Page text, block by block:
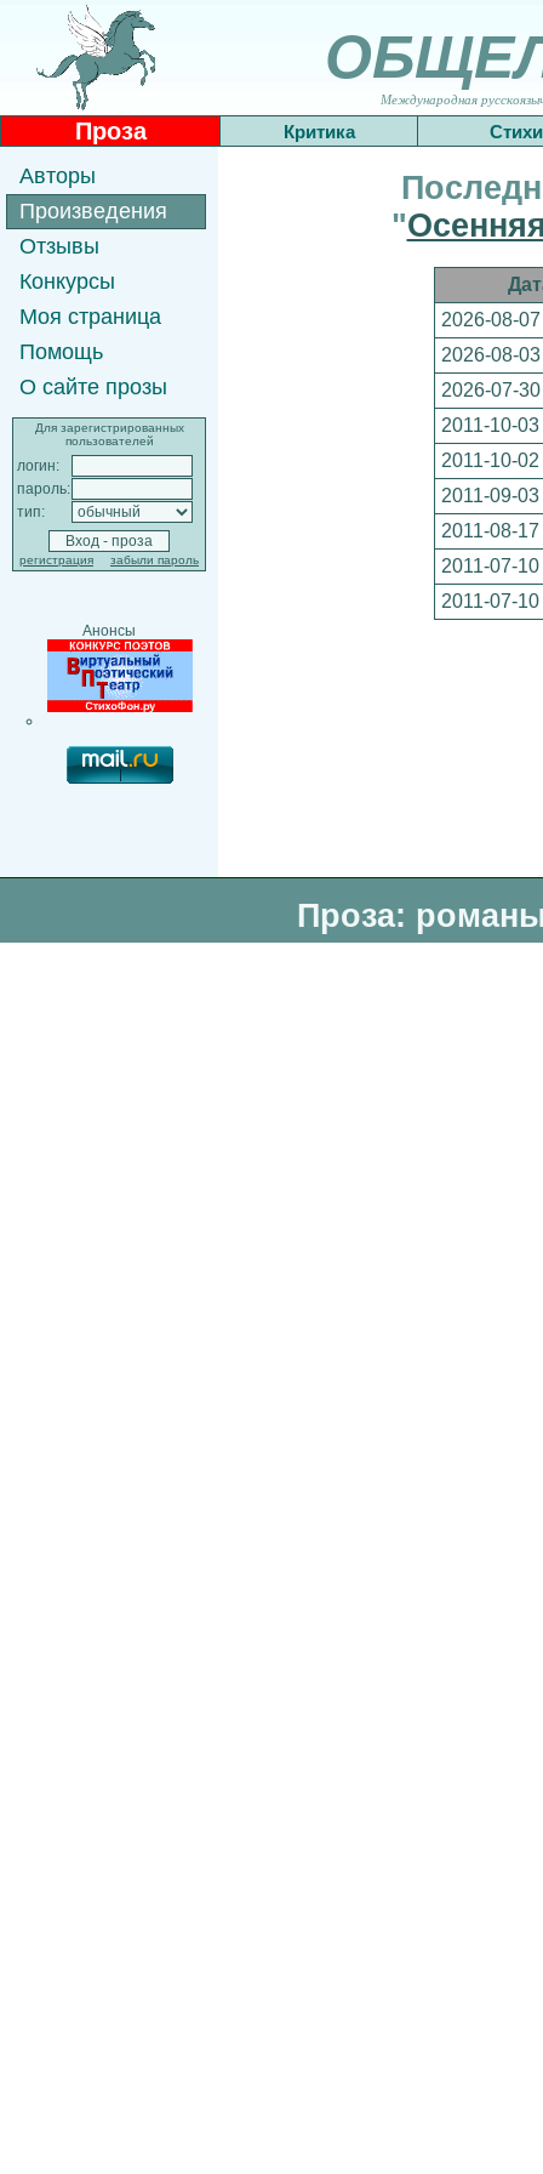
Международная
Проза Критика Стихи
Авторы
Произведения
Отзывы
Конкурсы
Моя страница
Помощь
О сайте прозы
Для зарегистрированных
пользователей
логин:
пароль:
тип:
регистрация забыли пароль
Анонсы
"
2026-08-
2026-08-
2026-07-
2011-10-
2011-10-
2011-09-
2011-08-
2011-07-
2011-07-
Проза: